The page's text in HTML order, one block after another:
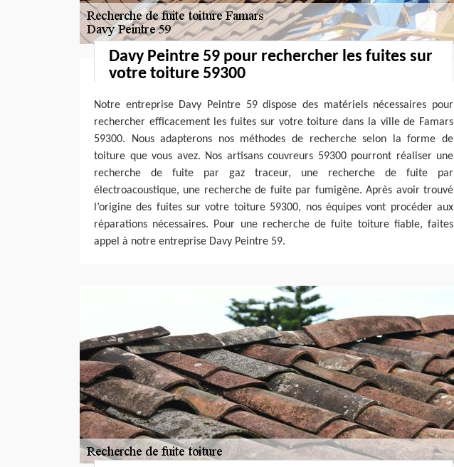
Davy Peintre 59 pour rechercher les fuites sur
votre toiture 59300
Notre entreprise Davy Peintre 59 dispose des matériels nécessaires pour
rechercher efficacement les fuites sur votre toiture dans la ville de Famars
59300. Nous adapterons nos méthodes de recherche selon la forme de
toiture que vous avez. Nos artisans couvreurs 59300 pourront réaliser une
recherche de fuite par gaz traceur, une recherche de fuite par
électroacoustique, une recherche de fuite par fumigène. Après avoir trouvé
l’origine des fuites sur votre toiture 59300, nos équipes vont procéder aux
réparations nécessaires. Pour une recherche de fuite toiture fiable, faites
appel à notre entreprise Davy Peintre 59.